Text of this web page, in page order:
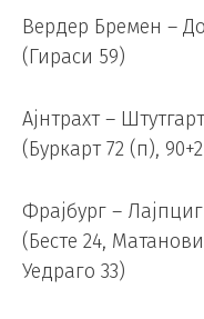
Вердер Бремен –
(Гираси 59)
Ајнтрахт –
(Буркарт 72 (п),
Фрајбург – Лајпциг
(Бесте 24,
Уедраго 33)